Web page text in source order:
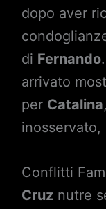
dopo aver
di Fernando
arrivato
per Catalina
Conflitti
Cruznutre